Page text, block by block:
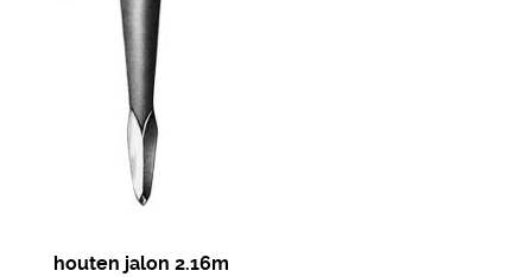
houten jalon 2.16m